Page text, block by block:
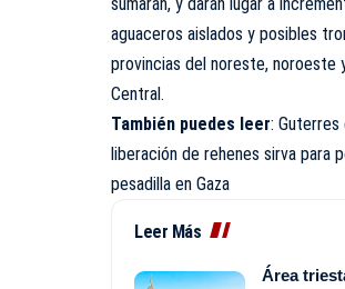
aguaceros aislados y posibles
provincias del noreste, noroeste
Central.
También puedes leer: Guterres
liberación de rehenes sirva para
pesadilla en Gaza
Leer Más
Área